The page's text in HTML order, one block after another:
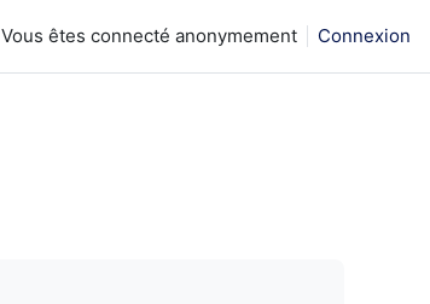
Vous êtes connecté anonymement Connexion